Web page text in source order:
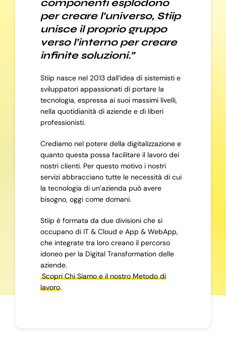
componenti esplodono
per creare l’universo, Stiip
unisce il proprio gruppo
verso l’interno per creare
infinite soluzioni.”
Stiip nasce nel 2013 dall’idea di sistemisti e
sviluppatori appassionati di portare la
tecnologia, espressa ai suoi massimi livelli,
nella quotidianità di aziende e di liberi
professionisti.
Crediamo nel potere della digitalizzazione e
quanto questa possa facilitare il lavoro dei
nostri clienti. Per questo motivo i nostri
servizi abbracciano tutte le necessità di cui
la tecnologia di un’azienda può avere
bisogno, oggi come domani.
Stiip è formata da due divisioni che si
occupano di IT & Cloud e App & WebApp,
che integrate tra loro creano il percorso
idoneo per la Digital Transformation delle
aziende.
Scopri Chi Siamo e il nostro Metodo di
lavoro